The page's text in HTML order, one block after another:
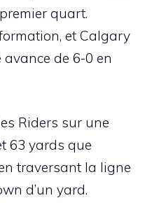
quart.
et Calgary
avance de 6-0 en
Riders sur une
63 yards que
traversant la ligne
d’un yard.